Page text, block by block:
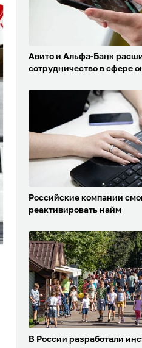
Авито и Альфа-Банк
сотрудничество в сфере
Российские компании
реактивировать найм
В России разработали